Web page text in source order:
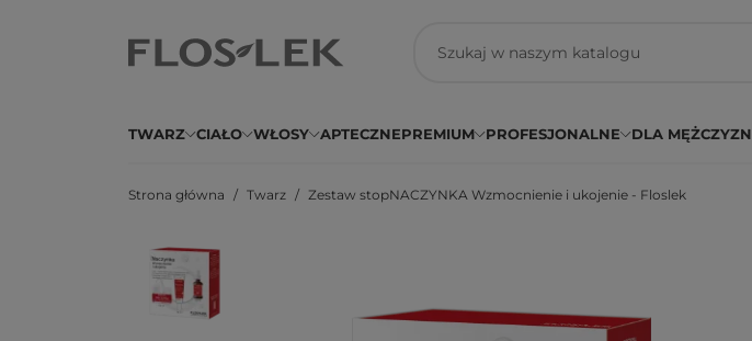
TWARZ CIAŁO WŁOSY APTECZNEPREMIUM PROFESJONALNE DLA MĘŻCZYZN
Strona główna Twarz Zestaw stopNACZYNKA Wzmocnienie i ukojenie - Floslek